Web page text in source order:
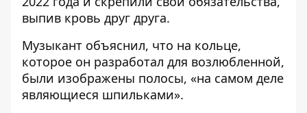
выпив кровь друг друга.
Музыкант объяснил, что на кольце,
которое он разработал для возлюбленной,
были изображены полосы, «на самом деле
являющиеся шпильками».